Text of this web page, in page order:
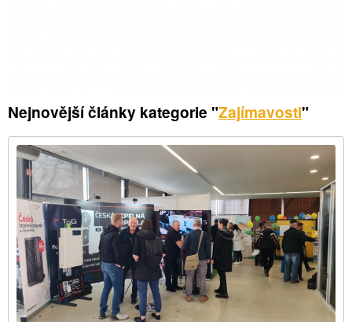
Nejnovější články kategorie "Zajímavosti"